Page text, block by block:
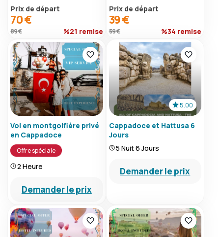
Prix ​​de départ
70 €
89 € %21 remise
Prix ​​de départ
39 €
59 € %34 remise
Vol en montgolfière privé
en Cappadoce
Offre spéciale
2 Heure
Demander le prix
5.00
Cappadoce et Hattusa 6
Jours
5 Nuit 6 Jours
Demander le prix